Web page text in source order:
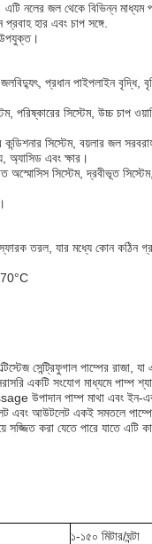
এটি নলের জল থেকে বিভিন্ন মাধ্যম
হার এবং চাপ সঙ্গে.
উপযুক্ত।
প্রধান পাইপলাইন বৃদ্ধি,
পরিষ্কারের সিস্টেম, উচ্চ চাপ
সিস্টেম, বয়লার জল
অ্যাসিড এবং ক্ষার।
অস্মোসিস সিস্টেম, দ্রবীভূত
তরল, যার মধ্যে কোন কঠিন
সেন্ট্রিফুগাল পাম্পের রাজা, যা
একটি সংযোগ মাধ্যমে পাম্প
উপাদান পাম্প মাথা এবং ইন-
এবং আউটলেট একই সমতলে
সজ্জিত করা যেতে পারে যাতে এটি
১-১৫০ মিটার/ঘন্টা